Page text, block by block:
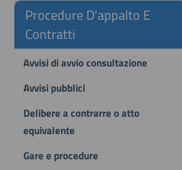
Procedure D'appalto E
Contratti
Avvisi di avvio consultazione
Avvisi pubblici
Delibere a contrarre o atto
equivalente
Gare e procedure